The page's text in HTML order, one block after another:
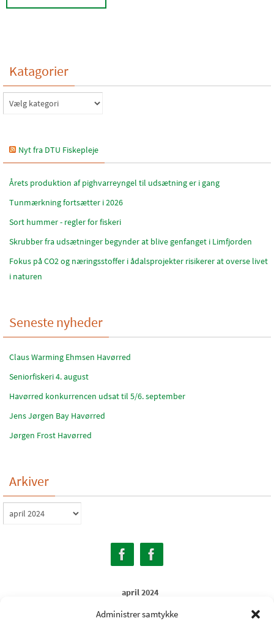
Administrer samtykke
Katagorier
Katagorier
Nyt fra DTU Fiskepleje
Årets produktion af pighvarreyngel til udsætning er i gang
Tunmærkning fortsætter i 2026
Sort hummer - regler for fiskeri
Skrubber fra udsætninger begynder at blive genfanget i Limfjorden
Fokus på CO2 og næringsstoffer i ådalsprojekter risikerer at overse livet
i naturen
Seneste nyheder
Claus Warming Ehmsen Havørred
Seniorfiskeri 4. august
Havørred konkurrencen udsat til 5/6. september
Jens Jørgen Bay Havørred
Jørgen Frost Havørred
Arkiver
Arkiver
april 2024